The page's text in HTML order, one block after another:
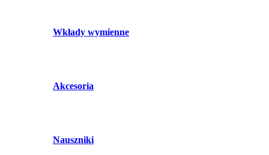
Wkłady wymienne
Akcesoria
Nauszniki